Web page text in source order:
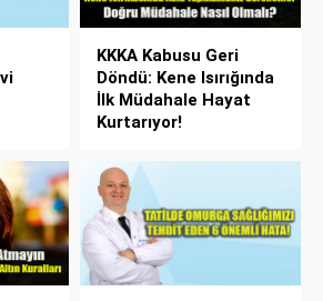
KKKA Kabusu Geri
Döndü: Kene Isırığında
İlk Müdahale Hayat
Kurtarıyor!